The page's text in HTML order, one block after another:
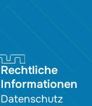
Rechtliche
Informationen
Datenschutz